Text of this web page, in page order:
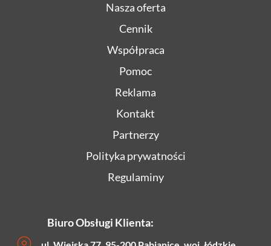
Nasza oferta
Cennik
Współpraca
Pomoc
Reklama
Kontakt
Partnerzy
Polityka prywatności
Regulaminy
Biuro Obsługi Klienta: